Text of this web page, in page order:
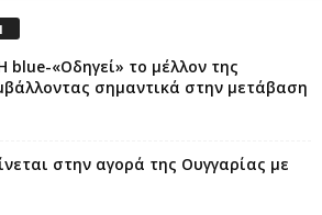
«Οδηγεί» το μέλλον της
σημαντικά στην μετάβαση
στην αγορά της Ουγγαρίας με